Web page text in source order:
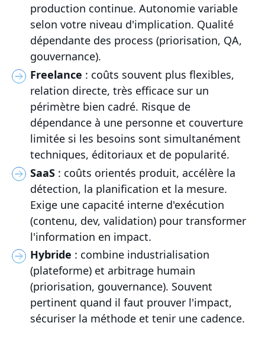
production continue. Autonomie variable
selon votre niveau d'implication. Qualité
dépendante des process (priorisation, QA,
gouvernance).
Freelance : coûts souvent plus flexibles,
relation directe, très efficace sur un
périmètre bien cadré. Risque de
dépendance à une personne et couverture
limitée si les besoins sont simultanément
techniques, éditoriaux et de popularité.
SaaS : coûts orientés produit, accélère la
détection, la planification et la mesure.
Exige une capacité interne d'exécution
(contenu, dev, validation) pour transformer
l'information en impact.
Hybride : combine industrialisation
(plateforme) et arbitrage humain
(priorisation, gouvernance). Souvent
pertinent quand il faut prouver l'impact,
sécuriser la méthode et tenir une cadence.